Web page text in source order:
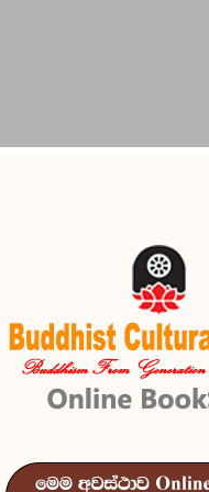
RITUAL ITEMS &
Sithehi
Karanna
Reference